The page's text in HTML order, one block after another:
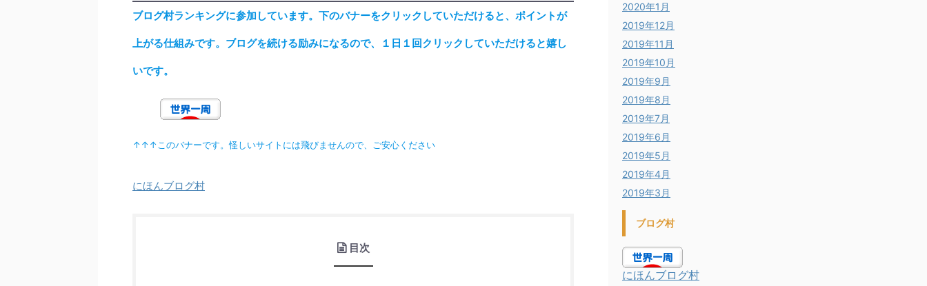
ブログ村ランキングに参加しています。下のバナーをクリックしていただけると、ポイントが
上がる仕組みです。ブログを続ける励みになるので、１日１回クリックしていただけると嬉し
いです。
↑↑↑このバナーです。怪しいサイトには飛びませんので、ご安心ください
にほんブログ村
目次
2020年1月
2019年12月
2019年11月
2019年10月
2019年9月
2019年8月
2019年7月
2019年6月
2019年5月
2019年4月
2019年3月
ブログ村
にほんブログ村